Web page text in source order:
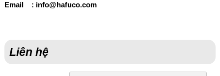
Email : info@hafuco.com
Liên hệ